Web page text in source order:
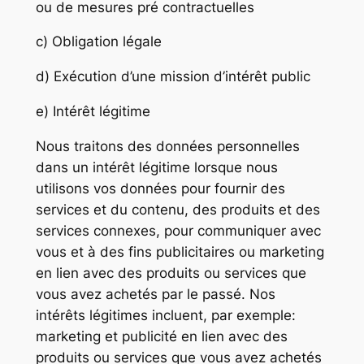
ou de mesures pré contractuelles
c) Obligation légale
d) Exécution d’une mission d’intérêt public
e) Intérêt légitime
Nous traitons des données personnelles
dans un intérêt légitime lorsque nous
utilisons vos données pour fournir des
services et du contenu, des produits et des
services connexes, pour communiquer avec
vous et à des fins publicitaires ou marketing
en lien avec des produits ou services que
vous avez achetés par le passé. Nos
intérêts légitimes incluent, par exemple:
marketing et publicité en lien avec des
produits ou services que vous avez achetés